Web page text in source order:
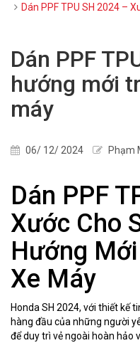
Dán PPF TPU SH 2024 –
Dán PPF
hướng mới
máy
06/ 12/ 2024 Phạm
Dán PPF
Xước Cho
Hướng
Xe Máy
Honda SH 2024, với thiết kế
hàng đầu của những người
để duy trì vẻ ngoài hoàn hảo